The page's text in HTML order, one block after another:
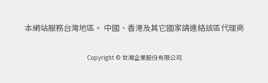
本網站服務台灣地區。 中國、香港及其它國家請連絡該區代理商
Copyright © 世潮企業股份有限公司